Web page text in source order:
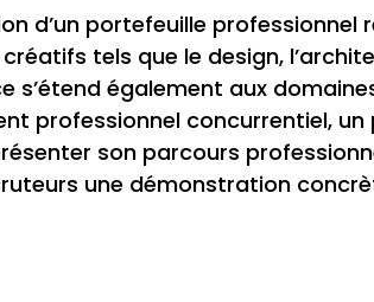
d’un portefeuille
tels que le design,
s’étend également aux
professionnel concurrentiel,
son parcours
une démonstration